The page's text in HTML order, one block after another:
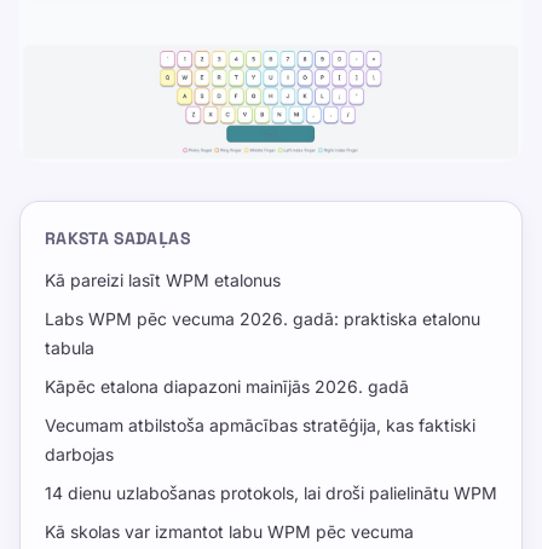
RAKSTA SADAĻAS
Kā pareizi lasīt WPM etalonus
Labs WPM pēc vecuma 2026. gadā: praktiska etalonu
tabula
Kāpēc etalona diapazoni mainījās 2026. gadā
Vecumam atbilstoša apmācības stratēģija, kas faktiski
darbojas
14 dienu uzlabošanas protokols, lai droši palielinātu WPM
Kā skolas var izmantot labu WPM pēc vecuma